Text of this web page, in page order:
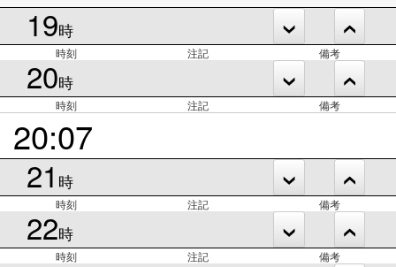
19時
時刻 注記 備考
20時
時刻 注記 備考
20:07
21 時
時刻 注記 備考
22時
時刻 注記 備考